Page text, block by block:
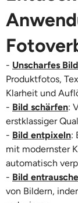
- Unscharfes Bild
Produktfotos,
Klarheit und
- Bild schärfen:
erstklassiger
- Bild entpixeln:
mit modernster
automatisch
- Bild
von Bildern,